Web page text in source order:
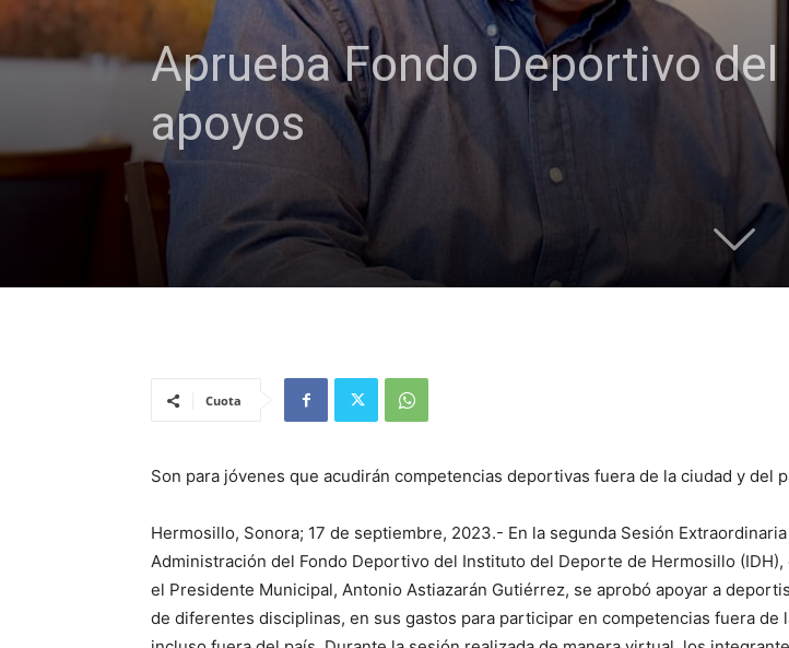
Aprueba Fondo Deportivo
apoyos
Cuota
Son para jóvenes que acudirán competencias deportivas fuera de la ciudad y del
Hermosillo, Sonora; 17 de septiembre, 2023.- En la segunda Sesión
Administración del Fondo Deportivo del Instituto del Deporte de Hermosillo (IDH),
el Presidente Municipal, Antonio Astiazarán Gutiérrez, se aprobó apoyar a
de diferentes disciplinas, en sus gastos para participar en competencias fuera de